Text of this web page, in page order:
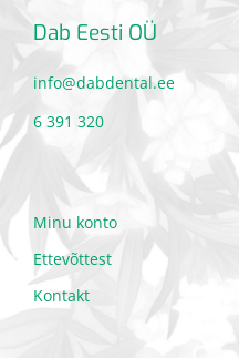
Dab Eesti OÜ
info@dabdental.ee
6 391 320
Minu konto
Ettevõttest
Kontakt